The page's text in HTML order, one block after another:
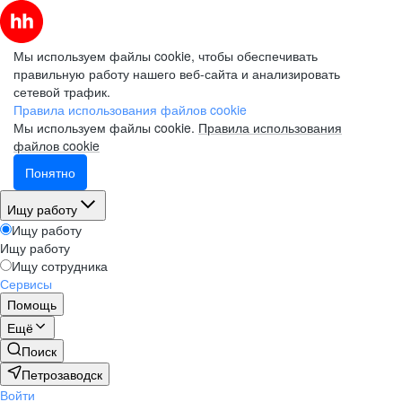
Мы используем файлы cookie, чтобы обеспечивать
правильную работу нашего веб-сайта и анализировать
сетевой трафик.
Правила использования файлов cookie
Мы используем файлы cookie. Правила использования
файлов cookie
Понятно
Ищу работу
Ищу работу
Ищу работу
Ищу сотрудника
Сервисы
Помощь
Ещё
Поиск
Петрозаводск
Войти